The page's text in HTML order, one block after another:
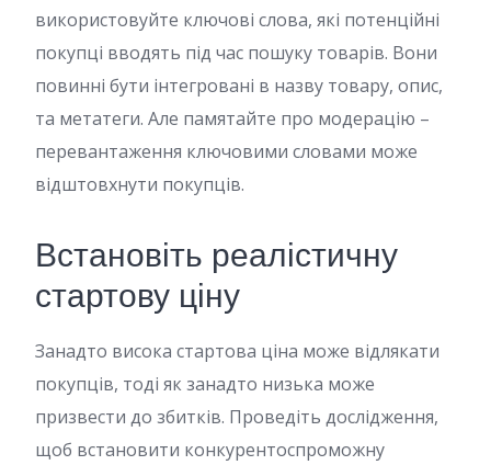
використовуйте ключові слова, які потенційні
покупці вводять під час пошуку товарів. Вони
повинні бути інтегровані в назву товару, опис,
та метатеги. Але памятайте про модерацію –
перевантаження ключовими словами може
відштовхнути покупців.
Встановіть реалістичну
стартову ціну
Занадто висока стартова ціна може відлякати
покупців, тоді як занадто низька може
призвести до збитків. Проведіть дослідження,
щоб встановити конкурентоспроможну